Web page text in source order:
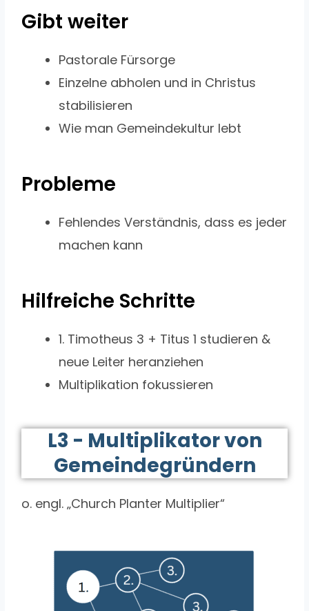
Gibt weiter
Pastorale Fürsorge
Einzelne abholen und in Christus
stabilisieren
Wie man Gemeindekultur lebt
Probleme
Fehlendes Verständnis, dass es jeder
machen kann
Hilfreiche Schritte
1. Timotheus 3 + Titus 1 studieren &
neue Leiter heranziehen
Multiplikation fokussieren
L3 - Multiplikator von
Gemeindegründern
o. engl. „Church Planter Multiplier“